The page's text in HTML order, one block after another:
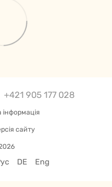
+421 905 177 028
сайту
DE Eng